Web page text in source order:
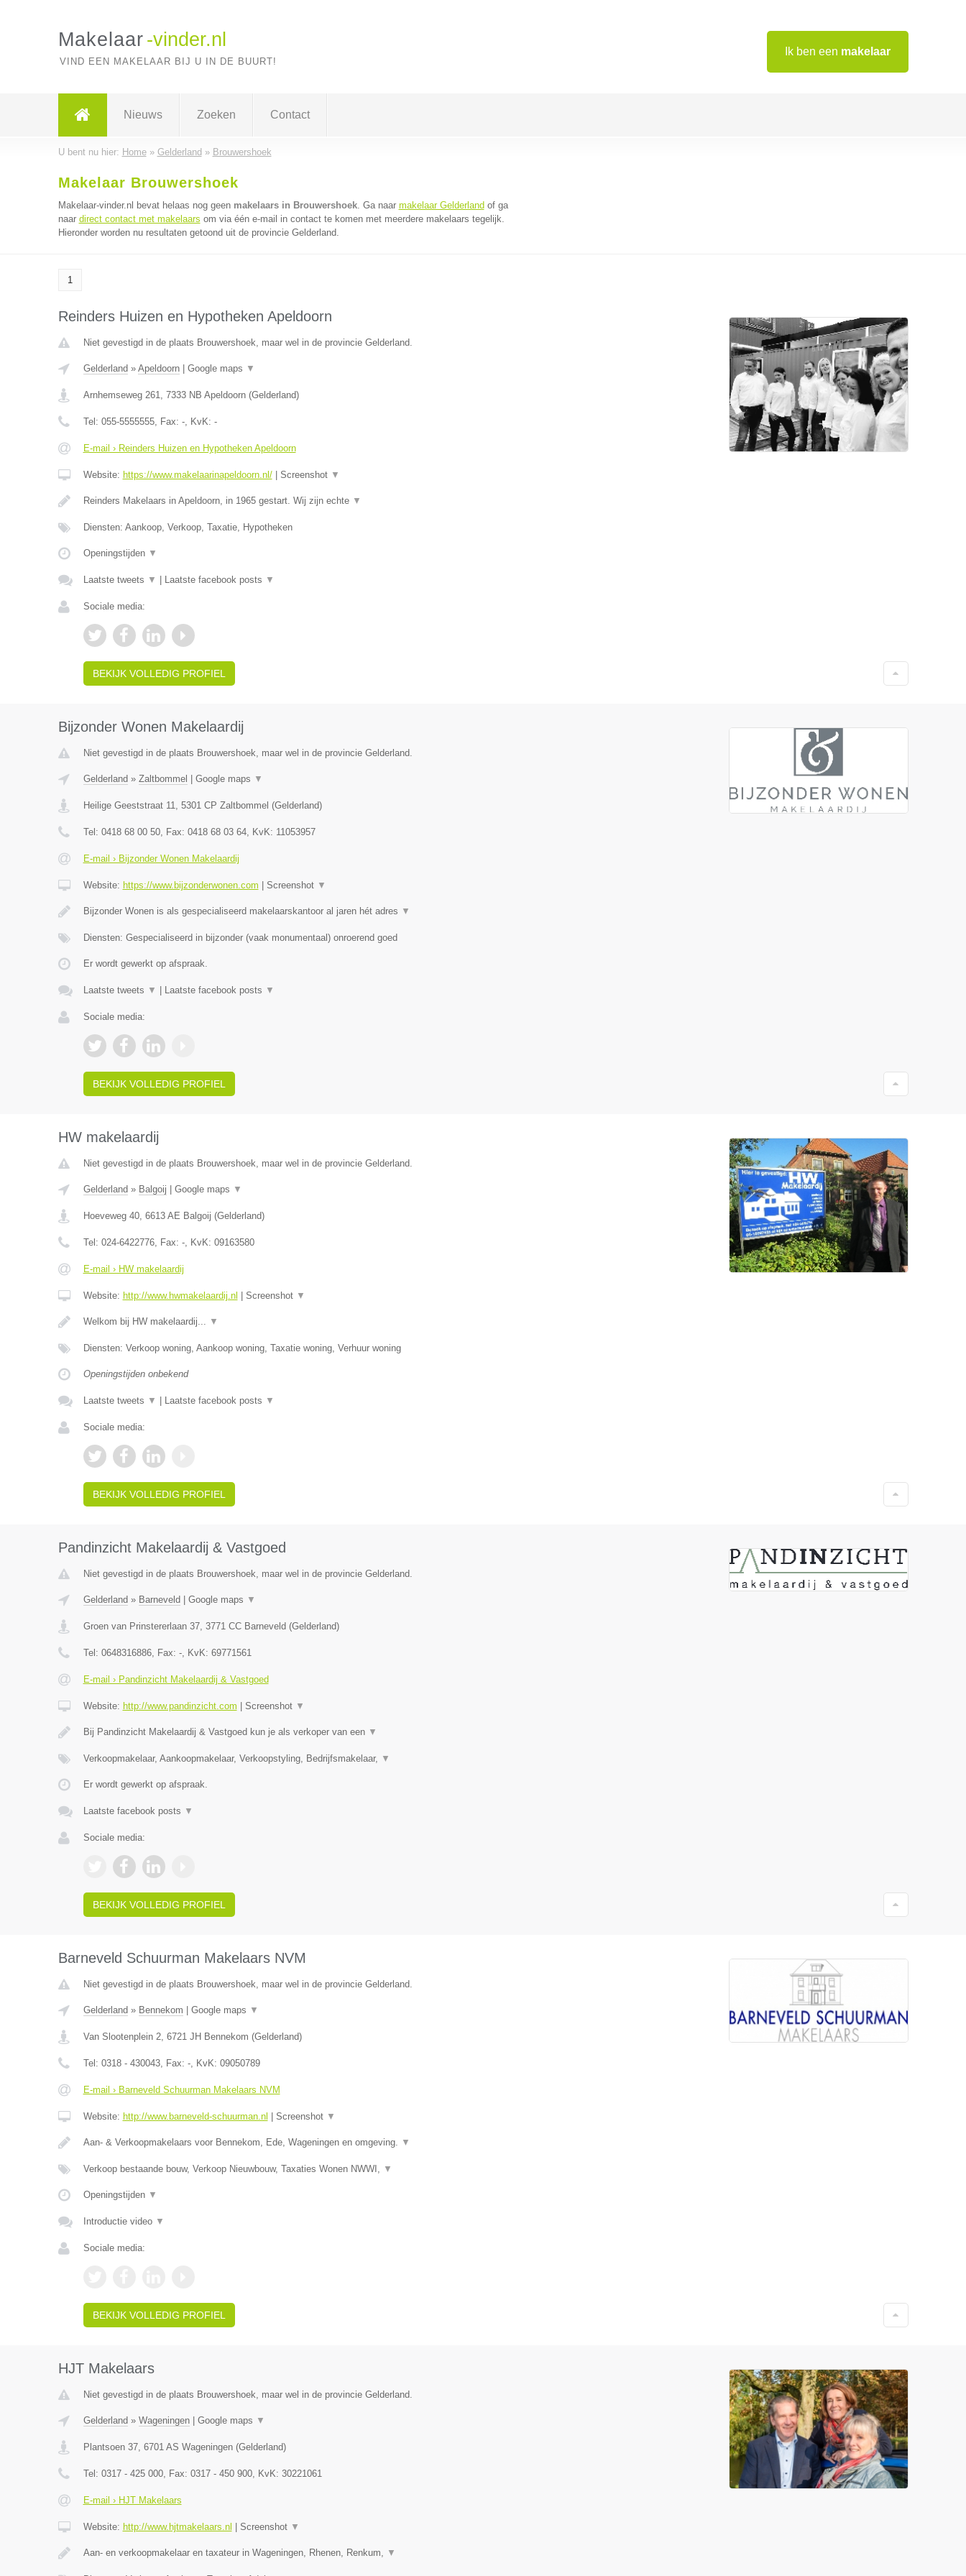
Ik ben een makelaar
Makelaar -vinder.nl
VIND EEN MAKELAAR BIJ U IN DE BUURT!
Nieuws Zoeken Contact
U bent nu hier: Home» Gelderland » Brouwershoek
Makelaar Brouwershoek
Makelaar-vinder.nl bevat helaas nog geen makelaars in Brouwershoek. Ga naar makelaar Gelderland of ga
naar direct contact met makelaars om via één e-mail in contact te komen met meerdere makelaars tegelijk.
Hieronder worden nu resultaten getoond uit de provincie Gelderland.
1
Reinders Huizen en Hypotheken Apeldoorn
Niet gevestigd in de plaats Brouwershoek, maar wel in de provincie Gelderland.
Gelderland » Apeldoorn| Google maps ▼
Arnhemseweg 261, 7333 NB Apeldoorn(Gelderland)
Tel: 055-5555555, Fax: -, KvK: -
E-mail › Reinders Huizen en Hypotheken Apeldoorn
Website: https://www.makelaarinapeldoorn.nl/| Screenshot ▼
Reinders Makelaars in Apeldoorn, in 1965 gestart. Wij zijn echte ▼
Diensten: Aankoop, Verkoop, Taxatie, Hypotheken
Openingstijden ▼
Laatste tweets ▼ Laatste facebook posts ▼
Sociale media:
BEKIJK VOLLEDIG PROFIEL
Bijzonder Wonen Makelaardij
Niet gevestigd in de plaats Brouwershoek, maar wel in de provincie Gelderland.
Gelderland » Zaltbommel Google maps ▼
Heilige Geeststraat 11, 5301 CP Zaltbommel (Gelderland)
Tel: 0418 68 00 50, Fax: 0418 68 03 64, KvK: 11053957
E-mail › Bijzonder Wonen Makelaardij
Website: https://www.bijzonderwonen.com Screenshot ▼
Bijzonder Wonen is als gespecialiseerd makelaarskantoor al jaren hét adres ▼
Diensten: Gespecialiseerd in bijzonder (vaak monumentaal) onroerend goed
Er wordt gewerkt op afspraak.
Laatste tweets ▼ Laatste facebook posts ▼
Sociale media:
BEKIJK VOLLEDIG PROFIEL
HW makelaardij
Niet gevestigd in de plaats Brouwershoek, maar wel in de provincie Gelderland.
Gelderland » Balgoij Google maps ▼
Hoeveweg 40, 6613 AE Balgoij (Gelderland)
Tel: 024-6422776, Fax: -, KvK: 09163580
E-mail › HW makelaardij
Website: http://www.hwmakelaardij.nl Screenshot ▼
Welkom bij HW makelaardij... ▼
Diensten: Verkoop woning, Aankoop woning, Taxatie woning, Verhuur woning
Openingstijden onbekend
Laatste tweets ▼ Laatste facebook posts ▼
Sociale media:
BEKIJK VOLLEDIG PROFIEL
Pandinzicht Makelaardij & Vastgoed
Niet gevestigd in de plaats Brouwershoek, maar wel in de provincie Gelderland.
Gelderland » Barneveld Google maps ▼
Groen van Prinstererlaan 37, 3771 CC Barneveld (Gelderland)
Tel: 0648316886, Fax: -, KvK: 69771561
E-mail › Pandinzicht Makelaardij & Vastgoed
Website: http://www.pandinzicht.com Screenshot ▼
Bij Pandinzicht Makelaardij & Vastgoed kun je als verkoper van een ▼
Verkoopmakelaar, Aankoopmakelaar, Verkoopstyling, Bedrijfsmakelaar, ▼
Er wordt gewerkt op afspraak.
Laatste facebook posts ▼
Sociale media:
BEKIJK VOLLEDIG PROFIEL
Barneveld Schuurman Makelaars NVM
Niet gevestigd in de plaats Brouwershoek, maar wel in de provincie Gelderland.
Gelderland » Bennekom Google maps ▼
Van Slootenplein 2, 6721 JH Bennekom (Gelderland)
Tel: 0318 - 430043, Fax: -, KvK: 09050789
E-mail › Barneveld Schuurman Makelaars NVM
Website: http://www.barneveld-schuurman.nl Screenshot ▼
Aan- & Verkoopmakelaars voor Bennekom, Ede, Wageningen en omgeving. ▼
Verkoop bestaande bouw, Verkoop Nieuwbouw, Taxaties Wonen NWWI, ▼
Openingstijden ▼
Introductie video ▼
Sociale media:
BEKIJK VOLLEDIG PROFIEL
HJT Makelaars
Niet gevestigd in de plaats Brouwershoek, maar wel in de provincie Gelderland.
Gelderland » Wageningen| Google maps ▼
Plantsoen 37, 6701 AS Wageningen(Gelderland)
Tel: 0317 - 425 000, Fax: 0317 - 450 900, KvK: 30221061
E-mail › HJT Makelaars
Website: http://www.hjtmakelaars.nl Screenshot ▼
Aan- en verkoopmakelaar en taxateur in Wageningen, Rhenen, Renkum, ▼